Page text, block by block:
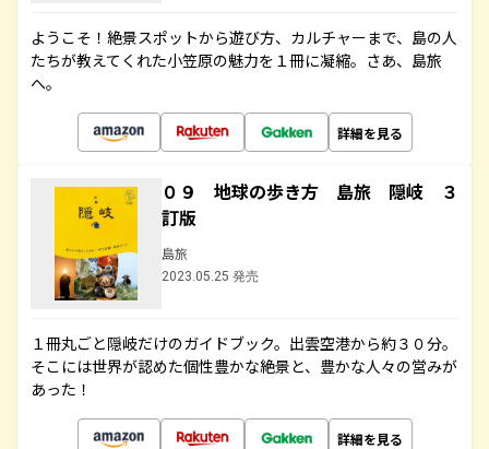
ようこそ！絶景スポットから遊び方、カルチャーまで、島の人
たちが教えてくれた小笠原の魅力を１冊に凝縮。さあ、島旅
へ。
詳細を見る
０９ 地球の歩き方 島旅 隠岐 ３
訂版
島旅
2023.05.25 発売
１冊丸ごと隠岐だけのガイドブック。出雲空港から約３０分。
そこには世界が認めた個性豊かな絶景と、豊かな人々の営みが
あった！
詳細を見る